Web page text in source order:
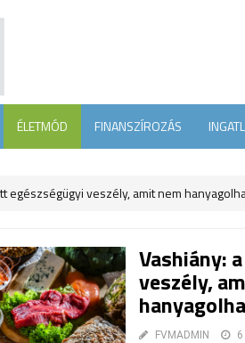
ÉLETMÓD FINANSZÍROZÁS
egészségügyi veszély, amit nem
Vashiány:
veszély,
FVMADMIN